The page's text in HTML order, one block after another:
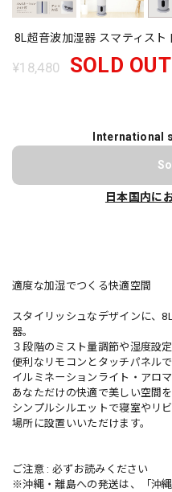
8L超音波加湿器 スマティスト
¥18,480 SOLD OUT
International
日本国内に
適度な加湿でつくる快適空間
スタイリッシュなデザインに、
器。
３段階のミスト量調節や湿度設
便利なリモコンとタッチパネル
イルミネーションライト・アロ
あなただけの快適で美しい空間を
シンプルシルエットで寝室やリ
場所に設置いいただけます。
ご注意 : 必ずお読みください
※沖縄・離島への発送は、「沖